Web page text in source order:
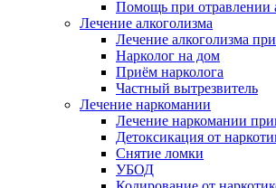
Помощь при отравлении
Лечение алкоголизма
Лечение алкоголизма
Нарколог на дом
Приём нарколога
Частный вытрезвитель
Лечение наркомании
Лечение наркомании
Детоксикация от
Снятие ломки
УБОД